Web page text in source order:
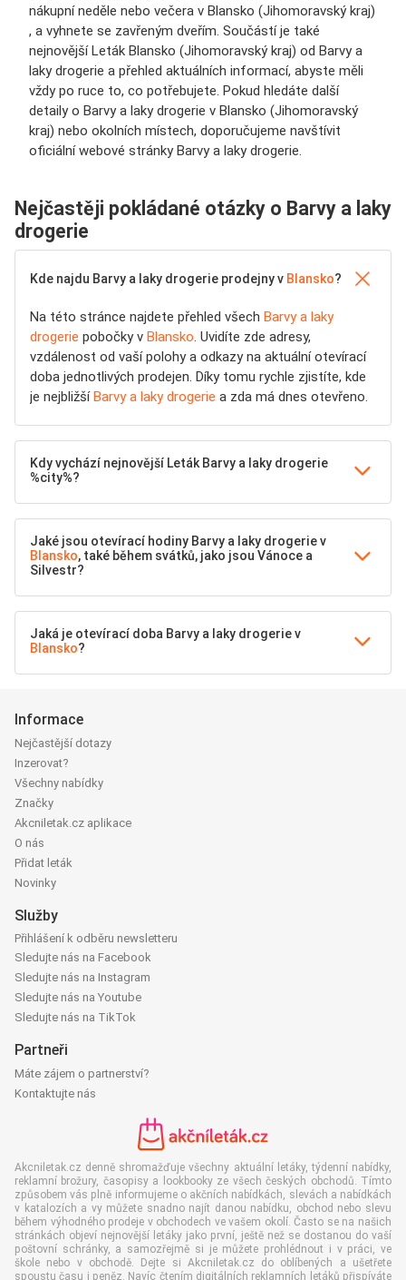
nákupní neděle nebo večera v Blansko (Jihomoravský kraj)
, a vyhnete se zavřeným dveřím. Součástí je také
nejnovější Leták Blansko (Jihomoravský kraj) od Barvy a
laky drogerie a přehled aktuálních informací, abyste měli
vždy po ruce to, co potřebujete. Pokud hledáte další
detaily o Barvy a laky drogerie v Blansko (Jihomoravský
kraj) nebo okolních místech, doporučujeme navštívit
oficiální webové stránky Barvy a laky drogerie.
Nejčastěji pokládané otázky o Barvy a laky
drogerie
Kde najdu Barvy a laky drogerie prodejny v Blansko?
Na této stránce najdete přehled všech Barvy a laky
drogerie pobočky v Blansko. Uvidíte zde adresy,
vzdálenost od vaší polohy a odkazy na aktuální otevírací
doba jednotlivých prodejen. Díky tomu rychle zjistíte, kde
je nejbližšíBarvy a laky drogerie a zda má dnes otevřeno.
Kdy vychází nejnovější Leták Barvy a laky drogerie
%city%?
Jaké jsou otevírací hodiny Barvy a laky drogerie v
Blansko, také během svátků, jako jsou Vánoce a
Silvestr?
Jaká je otevírací doba Barvy a laky drogerie v
Blansko?
Informace
Nejčastější dotazy
Inzerovat?
Všechny nabídky
Značky
Akcniletak.cz aplikace
O nás
Přidat leták
Novinky
Služby
Přihlášení k odběru newsletteru
Sledujte nás na Facebook
Sledujte nás na Instagram
Sledujte nás na Youtube
Sledujte nás na TikTok
Partneři
Máte zájem o partnerství?
Kontaktujte nás
Akcniletak.cz denně shromažďuje všechny aktuální letáky, týdenní nabídky,
reklamní brožury, časopisy a lookbooky ze všech českých obchodů. Tímto
způsobem vás plně informujeme o akčních nabídkách, slevách a nabídkách
v katalozích a vy můžete snadno najít danou nabídku, obchod nebo slevu
během výhodného prodeje v obchodech ve vašem okolí. Často se na našich
stránkách objeví nejnovější letáky jako první, ještě než se dostanou do vaší
poštovní schránky, a samozřejmě si je můžete prohlédnout i v práci, ve
škole nebo v obchodě. Dejte si Akcniletak.cz do oblíbených a ušetřete
spoustu času i peněz. Navíc čtením digitálních reklamních letáků přispíváte